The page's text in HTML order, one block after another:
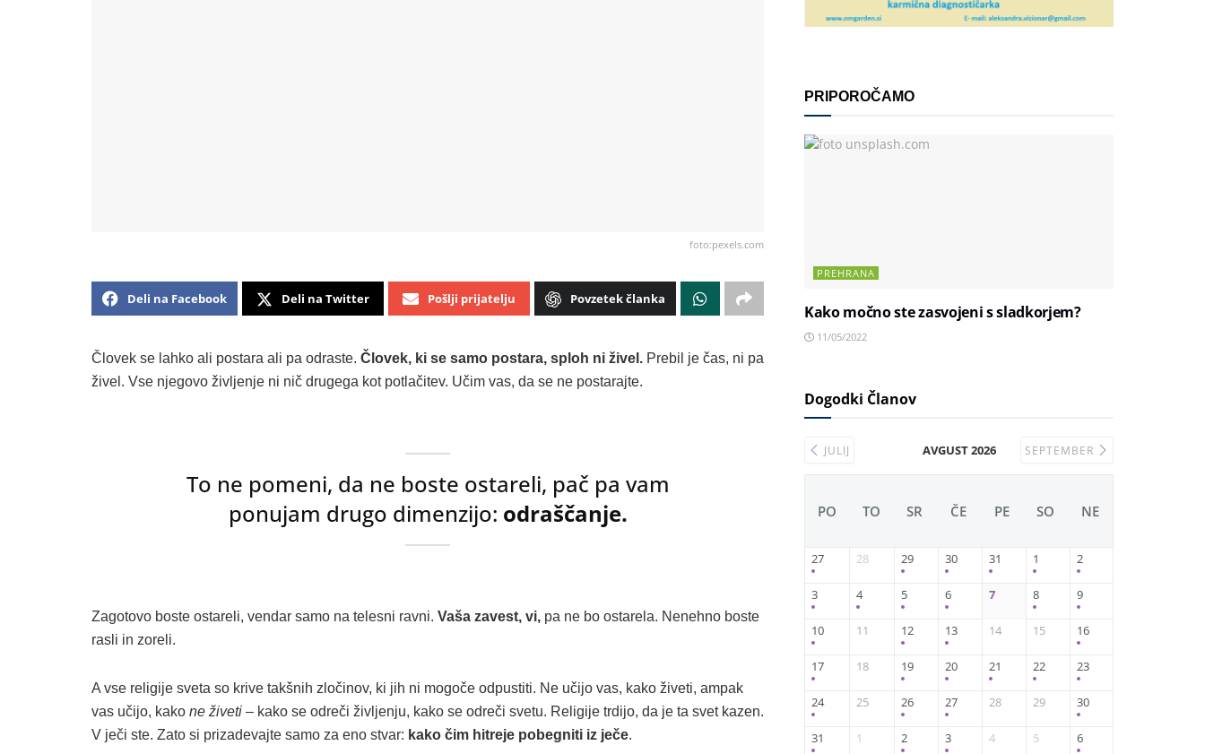
foto:pexels.com
Deli na Facebook Deli na Twitter Pošlji prijatelju Povzetek članka
Človek se lahko ali postara ali pa odraste. Človek, ki se samo postara, sploh ni živel. Prebil je čas, ni pa
živel. Vse njegovo življenje ni nič drugega kot potlačitev. Učim vas, da se ne postarajte.
To ne pomeni, da ne boste ostareli, pač pa vam
ponujam drugo dimenzijo: odraščanje.
Zagotovo boste ostareli, vendar samo na telesni ravni. Vaša zavest, vi, pa ne bo ostarela. Nenehno boste
rasli in zoreli.
A vse religije sveta so krive takšnih zločinov, ki jih ni mogoče odpustiti. Ne učijo vas, kako živeti, ampak
vas učijo, kako ne živeti – kako se odreči življenju, kako se odreči svetu. Religije trdijo, da je ta svet kazen.
V ječi ste. Zato si prizadevajte samo za eno stvar: kako čim hitreje pobegniti iz ječe.
PRIPOROČAMO
PREHRANA
Kako močno ste zasvojeni s sladkorjem?
11/05/2022
Dogodki Članov
JULIJ AVGUST 2026 SEPTEMBER
PO TO SR ČE PE SO NE
27 28 29 30 31 1 2
3 4 5 6 7 8 9
10 11 12 13 14 15 16
17 18 19 20 21 22 23
24 25 26 27 28 29 30
31 1 2 3 4 5 6